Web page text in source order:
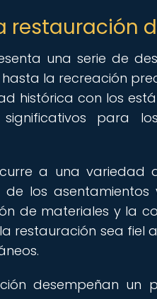
restauración
una serie de
la recreación
histórica con los
para
a una variedad
los asentamientos
de materiales y la
restauración sea fiel
desempeñan un